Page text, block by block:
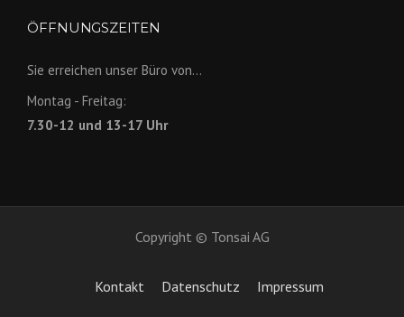
ÖFFNUNGSZEITEN
Sie erreichen unser Büro von...
Montag - Freitag:
7.30-12 und 13-17 Uhr
Copyright © Tonsai AG
Kontakt Datenschutz Impressum